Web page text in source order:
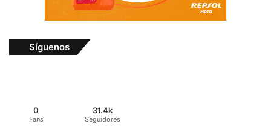
Síguenos
0
Fans
31.4k
Seguidores